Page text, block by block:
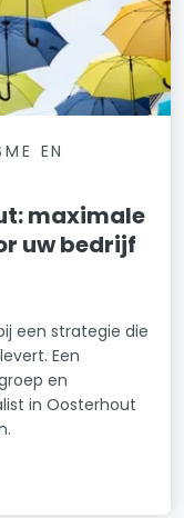
EN
maximale
uw bedrijf
een strategie die
Een
en
in Oosterhout